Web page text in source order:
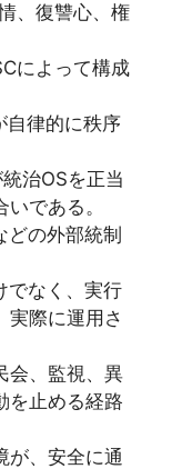
、復讐心、権
によって構成
自律的に秩序
治OSを正当
である。
どの外部統制
でなく、実行
実際に運用さ
会、監視、異
を止める経路
が、安全に通